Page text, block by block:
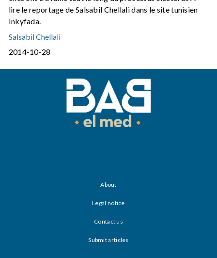
lire le reportage de Salsabil Chellali dans le site tunisien
Inkyfada.
Salsabil Chellali
2014-10-28
About
Legal notice
Contact us
Submit articles